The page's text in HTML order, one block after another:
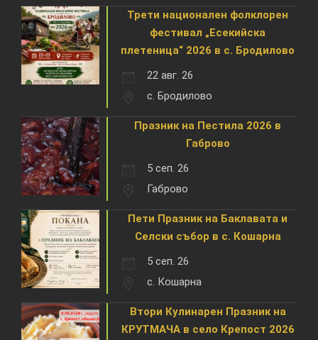
Трети национален фолклорен
фестивал „Есекийска
плетеница“ 2026 в с. Бродилово
22 авг. 26
с. Бродилово
Празник на Пестила 2026 в
Габрово
5 сеп. 26
Габрово
Пети Празник на Баклавата и
Селски събор в с. Кошарна
5 сеп. 26
с. Кошарна
Втори Кулинарен Празник на
КРУТМАЧА в село Крепост 2026